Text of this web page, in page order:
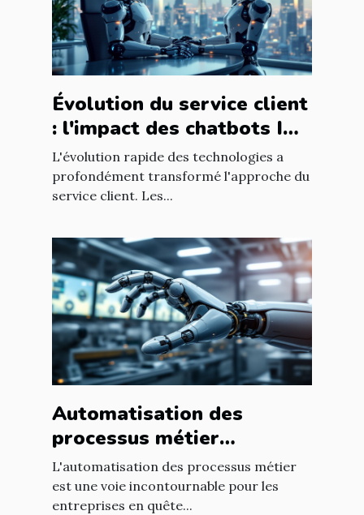
Évolution du service client
: l'impact des chatbots IA
sur l'expérience utilisateur
L'évolution rapide des technologies a
profondément transformé l'approche du
service client. Les...
Automatisation des
processus métier
comment transformer
votre entreprise
L'automatisation des processus métier
est une voie incontournable pour les
entreprises en quête...